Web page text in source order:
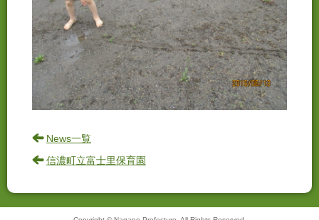
News一覧
信濃町立富士里保育園